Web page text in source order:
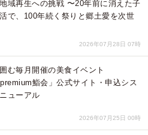
域再生への挑戦 〜20年前に消えた子
で、100年続く祭りと郷土愛を次世
2026年07月28日 07時
む毎月開催の美食イベント
鮨会」公式サイト・申込シス
ューアル
2026年07月25日 00時